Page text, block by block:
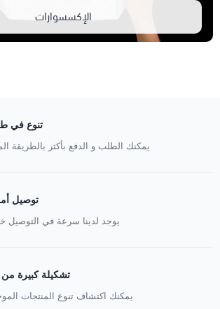
الإكسسوارات
تنوع في
يمكنك الطلب و الدفع بأكثر بالطريقة
توصيل
يوجد لدينا سرعة في التوصيل خلال 5
تشكيلة كبيرة من
يمكنك اكتشاف تنوع المنتجات